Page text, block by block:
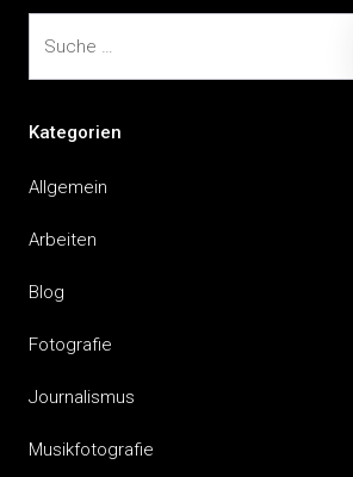
Kategorien
Allgemein
Arbeiten
Blog
Fotografie
Journalismus
Musikfotografie